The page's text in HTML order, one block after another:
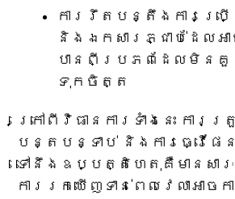
ការរឹតបន្តឹងការប្រើ
និងឯកសារភ្ជាប់ដែល
បានពីប្រភពដែលមិន
ទុកចិត្ត
ក្រៅពីវិធានការទាំងនេះ កា
បន្តបន្ទាប់ និងការធ្វើផែ
ទៅនឹងឧប្បត្តិហេតុគឺមានសារៈ
ការរកឃើញទាន់ពេលវេលាអា